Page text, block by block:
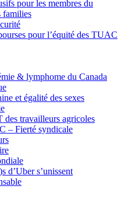
pour les membres du
families
pour l’équité des TUAC
& lymphome du Canada
et égalité des sexes
travailleurs agricoles
– Fierté syndicale
d’Uber s’unissent